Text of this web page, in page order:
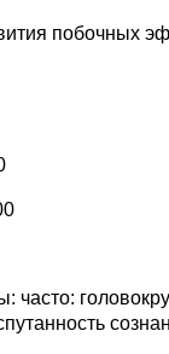
побочных
часто: